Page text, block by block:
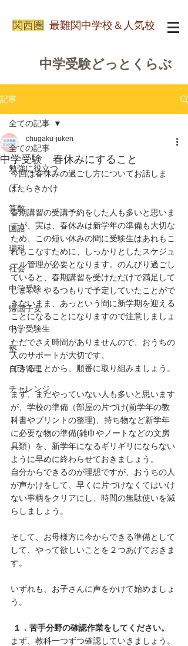
関西圏 最難関中学校＆人気校
中学受験どっとくらぶ
記事
全ての記事
勉強に役立つ
はたらきかけ
算数
国語
理科
社会
中学受験
帰国子女
中学受験生
塾
自己管理
チャレンジ
全ての記事
中学受験 春休みにすること
chugaku-juken
今回は春休みの過ごし方についてお話しま
す。
春期講習の受講予約をした人も多いと思いま
すが、実は、春休みは新学年の準備も大切な
ため、この短い休みの間に受験生はあれもこ
れもこなすために、しっかりとしたスケジュ
ール管理が必要となります。のんびり過ごし
ていると、春期講習を受けただけで満足して
しまい、やるつもりで予定していたことがで
きないまま、あっという間に新学期を迎える
ことになることになりますので注意しましょ
う。
ただでさえ時間がありませんので、おうちの
人のサポートが大切です。
できることから、順番に取り組みましょう。
まず、まだやっていない人も多いと思います
が、学校の準備（部屋の片づけ(前学年の教
科書やプリントの整理)、持ち物など新学年
に必要な物の準備(雑巾やノートなどの文房
具類）を、新学年になるギリギリにならない
ように早めに終わらせておきましょう。
自分からできるのが理想ですが、おうちの人
が声かけをして、早くに片づけなくてはいけ
ない事柄をクリアにし、時間の無駄使いを減
らしましょう。
そして、お母様方に今からできる準備として
して、やって欲しいことを２つあげておきま
す。
いずれも、お子さんに声をかけて始めましょ
う。
１．苦手分野の確認作業をしてください。
まず、教科一つずつ確認していきましょう。